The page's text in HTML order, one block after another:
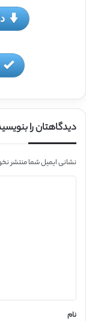
دیدگاهتان را
نشانی ایمیل شما منتشر
نام